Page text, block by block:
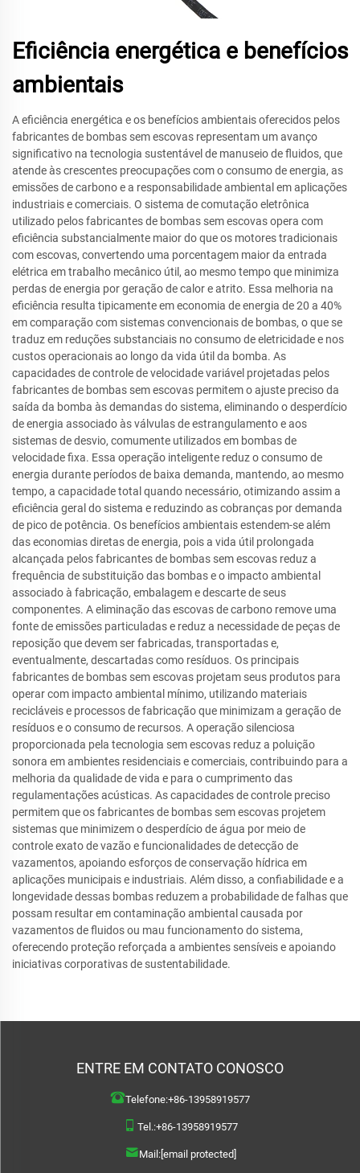
Eficiência energética e benefícios
ambientais
A eficiência energética e os benefícios ambientais oferecidos pelos
fabricantes de bombas sem escovas representam um avanço
significativo na tecnologia sustentável de manuseio de fluidos, que
atende às crescentes preocupações com o consumo de energia, as
emissões de carbono e a responsabilidade ambiental em aplicações
industriais e comerciais. O sistema de comutação eletrônica
utilizado pelos fabricantes de bombas sem escovas opera com
eficiência substancialmente maior do que os motores tradicionais
com escovas, convertendo uma porcentagem maior da entrada
elétrica em trabalho mecânico útil, ao mesmo tempo que minimiza
perdas de energia por geração de calor e atrito. Essa melhoria na
eficiência resulta tipicamente em economia de energia de 20 a 40%
em comparação com sistemas convencionais de bombas, o que se
traduz em reduções substanciais no consumo de eletricidade e nos
custos operacionais ao longo da vida útil da bomba. As
capacidades de controle de velocidade variável projetadas pelos
fabricantes de bombas sem escovas permitem o ajuste preciso da
saída da bomba às demandas do sistema, eliminando o desperdício
de energia associado às válvulas de estrangulamento e aos
sistemas de desvio, comumente utilizados em bombas de
velocidade fixa. Essa operação inteligente reduz o consumo de
energia durante períodos de baixa demanda, mantendo, ao mesmo
tempo, a capacidade total quando necessário, otimizando assim a
eficiência geral do sistema e reduzindo as cobranças por demanda
de pico de potência. Os benefícios ambientais estendem-se além
das economias diretas de energia, pois a vida útil prolongada
alcançada pelos fabricantes de bombas sem escovas reduz a
frequência de substituição das bombas e o impacto ambiental
associado à fabricação, embalagem e descarte de seus
componentes. A eliminação das escovas de carbono remove uma
fonte de emissões particuladas e reduz a necessidade de peças de
reposição que devem ser fabricadas, transportadas e,
eventualmente, descartadas como resíduos. Os principais
fabricantes de bombas sem escovas projetam seus produtos para
operar com impacto ambiental mínimo, utilizando materiais
recicláveis e processos de fabricação que minimizam a geração de
resíduos e o consumo de recursos. A operação silenciosa
proporcionada pela tecnologia sem escovas reduz a poluição
sonora em ambientes residenciais e comerciais, contribuindo para a
melhoria da qualidade de vida e para o cumprimento das
regulamentações acústicas. As capacidades de controle preciso
permitem que os fabricantes de bombas sem escovas projetem
sistemas que minimizem o desperdício de água por meio de
controle exato de vazão e funcionalidades de detecção de
vazamentos, apoiando esforços de conservação hídrica em
aplicações municipais e industriais. Além disso, a confiabilidade e a
longevidade dessas bombas reduzem a probabilidade de falhas que
possam resultar em contaminação ambiental causada por
vazamentos de fluidos ou mau funcionamento do sistema,
oferecendo proteção reforçada a ambientes sensíveis e apoiando
iniciativas corporativas de sustentabilidade.
ENTRE EM CONTATO CONOSCO
Telefone:+86-13958919577
Tel.:+86-13958919577
Mail:[email protected]